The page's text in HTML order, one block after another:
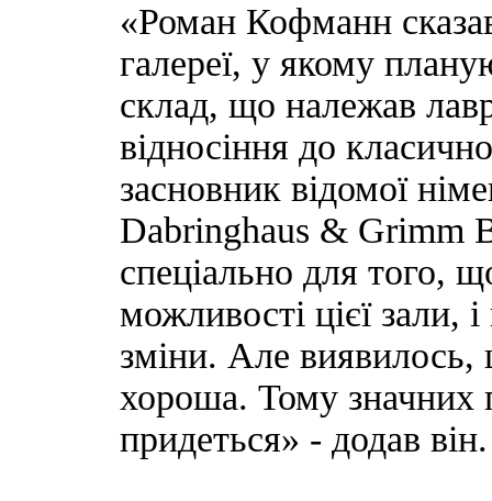
«Роман Кофманн
галереї, у якому
склад, що належав
відносіння до
засновник відомої
Dabringhaus & Grimm
спеціально для того,
можливості цієї зали,
зміни. Але виявилось,
хороша. Тому значних
придеться» - додав він.